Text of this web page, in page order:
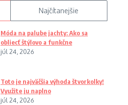
Najčítanejšie
Móda na palube jachty: Ako sa
obliecť štýlovo a funkčne
júl 24, 2026
Toto je najväčšia výhoda štvorkolky!
Využite ju naplno
júl 24, 2026